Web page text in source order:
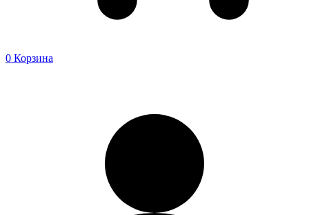
0 Корзина